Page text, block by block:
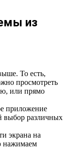
из
То есть,
просмотреть
или прямо
приложение
выбор различных
экрана на
нажимаем